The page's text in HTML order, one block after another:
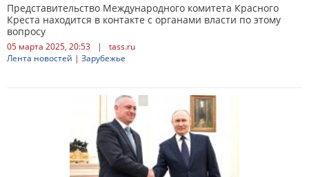
Представительство Международного комитета Красного
Креста находится в контакте с органами власти по этому
вопросу
05 марта 2025, 20:53 |
tass.ru
Лента новостей | Зарубежье